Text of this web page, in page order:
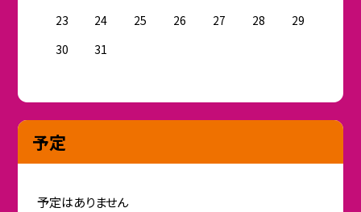
23
24 25 26 27 28
29
30
31
予定
予定はありません